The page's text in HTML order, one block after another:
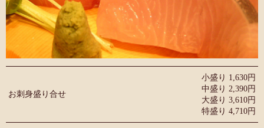
お刺身盛り合せ
小盛り 1,630円
中盛り 2,390円
大盛り 3,610円
特盛り 4,710円